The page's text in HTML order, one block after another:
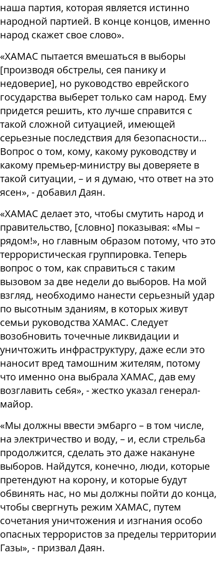
наша партия, которая является истинно
народной партией. В конце концов, именно
народ скажет свое слово».
«ХАМАС пытается вмешаться в выборы
[производя обстрелы, сея панику и
недоверие], но руководство еврейского
государства выберет только сам народ. Ему
придется решить, кто лучше справится с
такой сложной ситуацией, имеющей
серьезные последствия для безопасности…
Вопрос о том, кому, какому руководству и
какому премьер-министру вы доверяете в
такой ситуации, – и я думаю, что ответ на это
ясен», - добавил Даян.
«ХАМАС делает это, чтобы смутить народ и
правительство, [словно] показывая: «Мы –
рядом!», но главным образом потому, что это
террористическая группировка. Теперь
вопрос о том, как справиться с таким
вызовом за две недели до выборов. На мой
взгляд, необходимо нанести серьезный удар
по высотным зданиям, в которых живут
семьи руководства ХАМАС. Следует
возобновить точечные ликвидации и
уничтожить инфраструктуру, даже если это
наносит вред тамошним жителям, потому
что именно она выбрала ХАМАС, дав ему
возглавить себя», - жестко указал генерал-
майор.
«Мы должны ввести эмбарго – в том числе,
на электричество и воду, – и, если стрельба
продолжится, сделать это даже накануне
выборов. Найдутся, конечно, люди, которые
претендуют на корону, и которые будут
обвинять нас, но мы должны пойти до конца,
чтобы свергнуть режим ХАМАС, путем
сочетания уничтожения и изгнания особо
опасных террористов за пределы территории
Газы», - призвал Даян.